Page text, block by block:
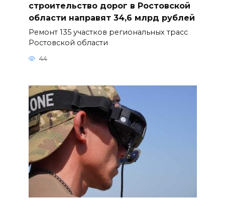
строительство дорог в Ростовской
области направят 34,6 млрд рублей
Ремонт 135 участков региональных трасс
Ростовской области
44